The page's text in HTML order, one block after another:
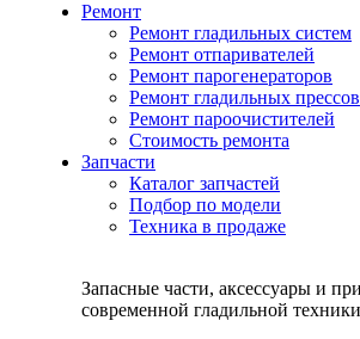
Ремонт
Ремонт гладильных систем
Ремонт отпаривателей
Ремонт парогенераторов
Ремонт гладильных прессов
Ремонт пароочистителей
Стоимость ремонта
Запчасти
Каталог запчастей
Подбор по модели
Техника в продаже
Запасные части, аксессуары и
современной гладильной